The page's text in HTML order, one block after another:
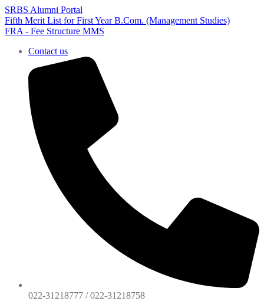
SRBS Alumni Portal
Fifth Merit List for First Year B.Com. (Management Studies)
FRA - Fee Structure MMS
Contact us
022-31218777 / 022-31218758